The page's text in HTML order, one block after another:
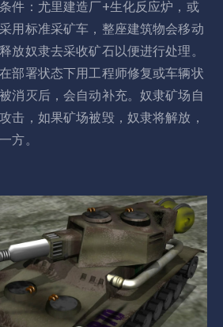
：尤里建造厂+生化反应炉，或
用标准采矿车，整座建筑物会移动
放奴隶去采收矿石以便进行处理。
部署状态下用工程师修复或车辆状
消灭后，会自动补充。奴隶矿场自
击，如果矿场被毁，奴隶将解放，
方。